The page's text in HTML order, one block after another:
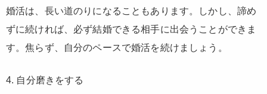
婚活は、長い道のりになることもあります。しかし、諦め
ずに続ければ、必ず結婚できる相手に出会うことができま
す。焦らず、自分のペースで婚活を続けましょう。
4. 自分磨きをする